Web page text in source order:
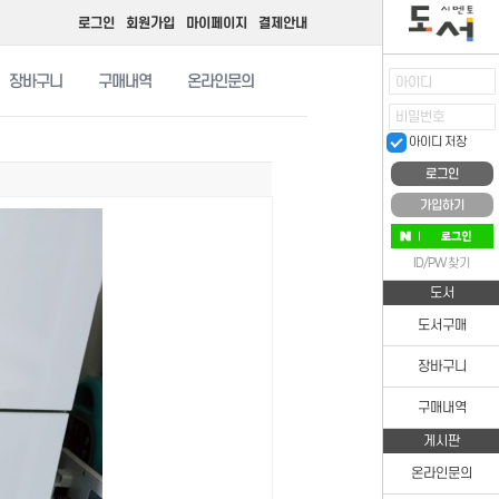
로그인 회원가입 마이페이지 결제안내
장바구니 구매내역 온라인문의 아이디
비밀번호
아이디 저장
가입하기
ID/PW 찾기
도서
도서구매
장바구니
구매내역
게시판
온라인문의